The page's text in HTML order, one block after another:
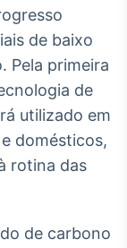
de baixo
Pela primeira
de
utilizado em
domésticos,
rotina das
de carbono